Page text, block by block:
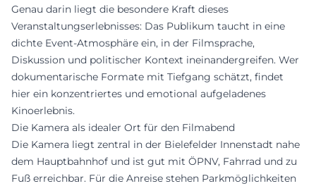
Genau darin liegt die besondere Kraft dieses
Veranstaltungserlebnisses: Das Publikum taucht in eine
dichte Event-Atmosphäre ein, in der Filmsprache,
Diskussion und politischer Kontext ineinandergreifen. Wer
dokumentarische Formate mit Tiefgang schätzt, findet
hier ein konzentriertes und emotional aufgeladenes
Kinoerlebnis.
Die Kamera als idealer Ort für den Filmabend
Die Kamera liegt zentral in der Bielefelder Innenstadt nahe
dem Hauptbahnhof und ist gut mit ÖPNV, Fahrrad und zu
Fuß erreichbar. Für die Anreise stehen Parkmöglichkeiten